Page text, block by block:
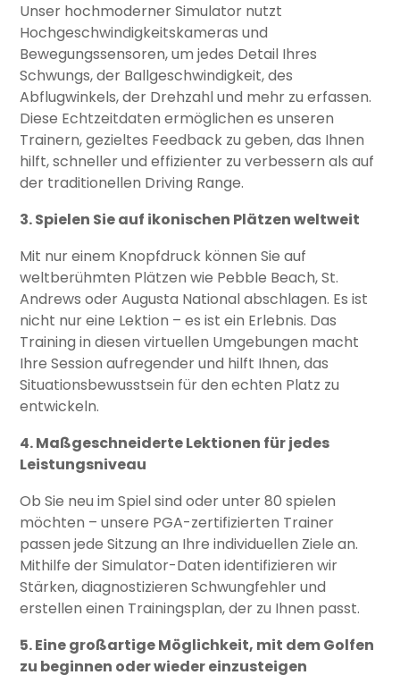
Unser hochmoderner Simulator nutzt
Hochgeschwindigkeitskameras und
Bewegungssensoren, um jedes Detail Ihres
Schwungs, der Ballgeschwindigkeit, des
Abflugwinkels, der Drehzahl und mehr zu erfassen.
Diese Echtzeitdaten ermöglichen es unseren
Trainern, gezieltes Feedback zu geben, das Ihnen
hilft, schneller und effizienter zu verbessern als auf
der traditionellen Driving Range.
3. Spielen Sie auf ikonischen Plätzen weltweit
Mit nur einem Knopfdruck können Sie auf
weltberühmten Plätzen wie Pebble Beach, St.
Andrews oder Augusta National abschlagen. Es ist
nicht nur eine Lektion – es ist ein Erlebnis. Das
Training in diesen virtuellen Umgebungen macht
Ihre Session aufregender und hilft Ihnen, das
Situationsbewusstsein für den echten Platz zu
entwickeln.
4. Maßgeschneiderte Lektionen für jedes
Leistungsniveau
Ob Sie neu im Spiel sind oder unter 80 spielen
möchten – unsere PGA-zertifizierten Trainer
passen jede Sitzung an Ihre individuellen Ziele an.
Mithilfe der Simulator-Daten identifizieren wir
Stärken, diagnostizieren Schwungfehler und
erstellen einen Trainingsplan, der zu Ihnen passt.
5. Eine großartige Möglichkeit, mit dem Golfen
zu beginnen oder wieder einzusteigen